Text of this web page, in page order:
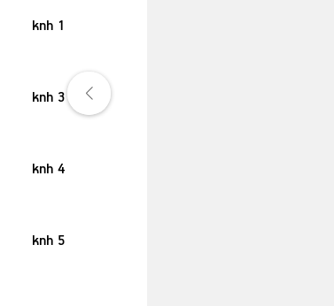
knh 1
knh 3
knh 4
knh 5